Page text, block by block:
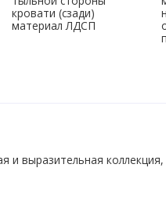
кровати (сзади)
материал ЛДСП
и выразительная